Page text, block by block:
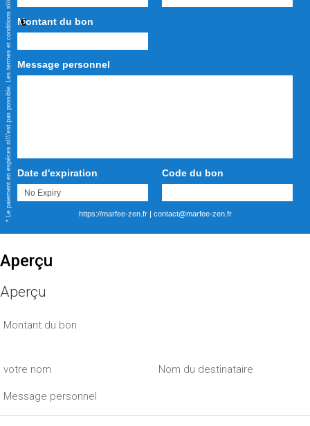
Montant du bon
€
Message personnel
Date d'expiration Code du bon
https://marfee-zen.fr| contact@marfee-zen.fr
* Le paiement en espèces n\\\'est pas possible. Les termes et conditions s\\\'appliquent.
Aperçu
Aperçu
Montant du bon
votre nom Nom du destinataire
Message personnel